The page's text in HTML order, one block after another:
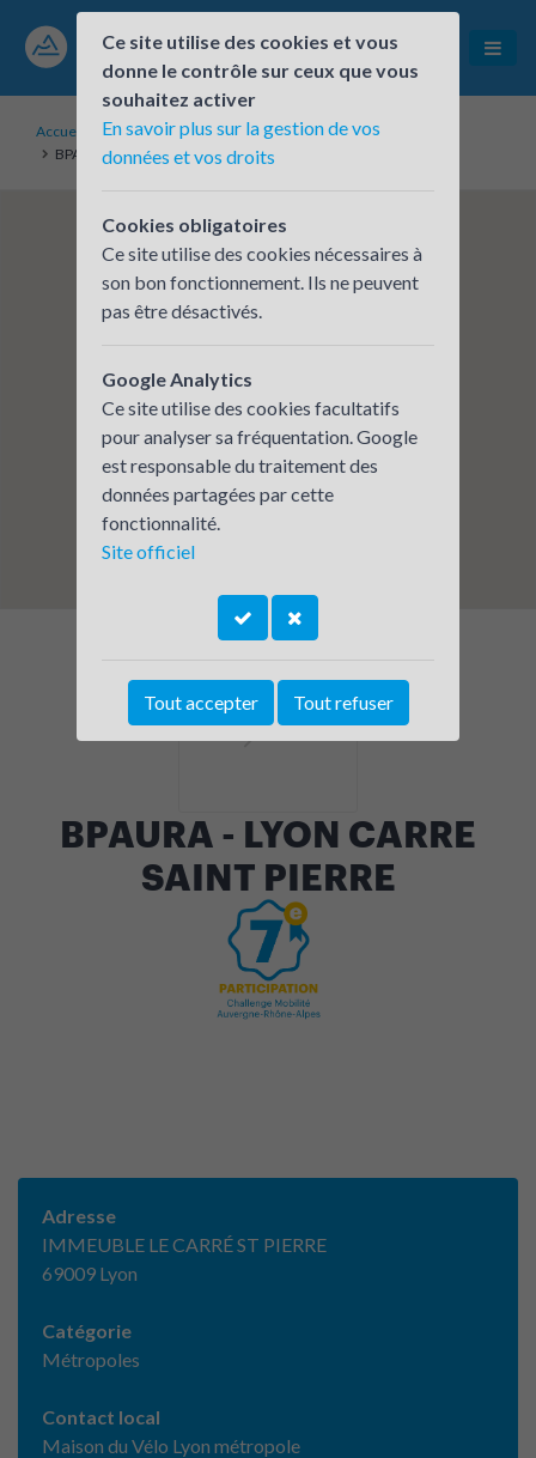
Accueil
Établissements inscrits
BPAURA - LYON CARRE SAINT PIERRE
BPAURA - LYON CARRE
SAINT PIERRE
Adresse
IMMEUBLE LE CARRÉ ST PIERRE
69009 Lyon
Catégorie
Métropoles
Contact local
Maison du Vélo Lyon métropole
Ce site utilise des cookies et vous
donne le contrôle sur ceux que vous
souhaitez activer
En savoir plus sur la gestion de vos
données et vos droits
Cookies obligatoires
Ce site utilise des cookies nécessaires à
son bon fonctionnement. Ils ne peuvent
pas être désactivés.
Google Analytics
Ce site utilise des cookies facultatifs
pour analyser sa fréquentation. Google
est responsable du traitement des
données partagées par cette
fonctionnalité.
Site officiel
Tout accepter Tout refuser